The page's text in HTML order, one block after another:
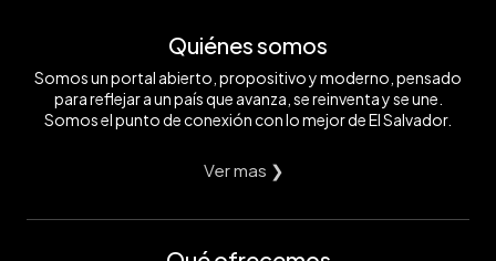
Quiénes somos
Somos un portal abierto, propositivo y moderno, pensado
para reflejar a un país que avanza, se reinventa y se une.
Somos el punto de conexión con lo mejor de El Salvador.
Ver mas ❯